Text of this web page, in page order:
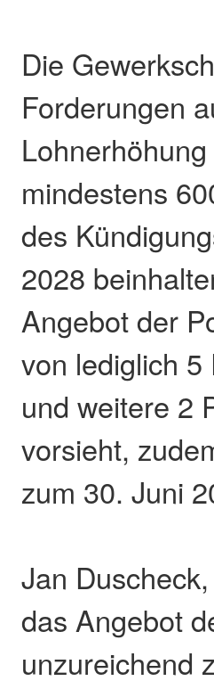
Die
Forderungen
mindestens
des
2028
Angebot der
von lediglich
und weitere 2
vorsieht,
zum 30. Juni
Jan
das Angebot
unzureichend